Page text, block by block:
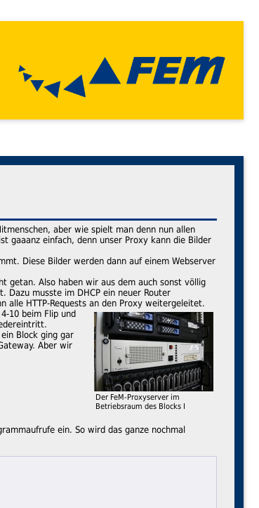
aber wie spielt man denn nun allen
gaaanz einfach, denn unser Proxy kann die Bilder
Diese Bilder werden dann auf einem Webserver
getan. Also haben wir aus dem auch sonst völlig
Dazu musste im DHCP ein neuer Router
alle HTTP-Requests an den Proxy weitergeleitet.
Der FeM-Proxyserver im
Betriebsraum des Blocks I
10 beim Flip und
Block ging gar
Aber wir
ein. So wird das ganze nochmal